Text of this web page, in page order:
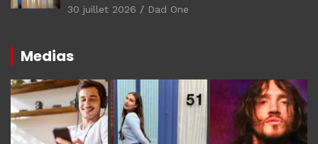
30 juillet 2026 Dad One
Medias